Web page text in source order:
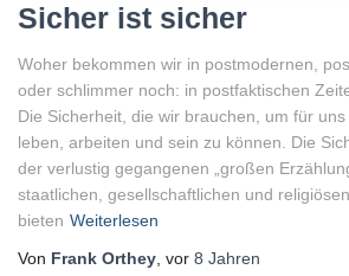
Sicher ist sicher
Woher bekommen wir in postmodernen,
oder schlimmer noch: in postfaktischen
Die Sicherheit, die wir brauchen, um für
leben, arbeiten und sein zu können. Die
der verlustig gegangenen „großen
staatlichen, gesellschaftlichen und
bieten Weiterlesen
Von Frank Orthey , vor 8 Jahren